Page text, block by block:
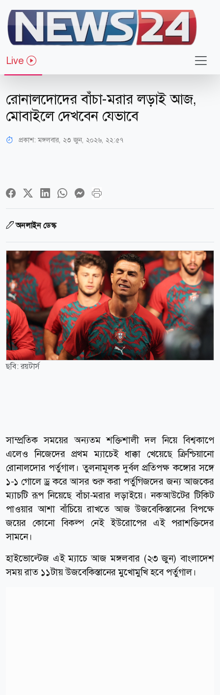
Live
খেলাধুলা
রোনালদোদের বাঁচা-মরার লড়াই আজ,
মোবাইলে দেখবেন যেভাবে
প্রকাশ:মঙ্গলবার, ২৩ জুন, ২০২৬, ২২:৫৭
অনলাইন ডেস্ক
ছবি: রয়টার্স
সাম্প্রতিক সময়ের অন্যতম শক্তিশালী দল নিয়ে বিশ্বকাপে
এলেও নিজেদের প্রথম ম্যাচেই ধাক্কা খেয়েছে ক্রিশ্চিয়ানো
রোনালদোর পর্তুগাল। তুলনামূলক দুর্বল প্রতিপক্ষ কঙ্গোর সঙ্গে
১-১ গোলে ড্র করে আসর শুরু করা পর্তুগিজদের জন্য আজকের
ম্যাচটি রূপ নিয়েছে বাঁচা-মরার লড়াইয়ে। নকআউটের টিকিট
পাওয়ার আশা বাঁচিয়ে রাখতে আজ উজবেকিস্তানের বিপক্ষে
জয়ের কোনো বিকল্প নেই ইউরোপের এই পরাশক্তিদের
সামনে।
হাইভোল্টেজ এই ম্যাচে আজ মঙ্গলবার (২৩ জুন) বাংলাদেশ
সময় রাত ১১টায় উজবেকিস্তানের মুখোমুখি হবে পর্তুগাল।